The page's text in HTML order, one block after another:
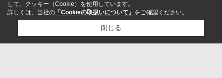
して、クッキー（Cookie）を使用しています。
詳しくは、当社の 「Cookieの取扱いについて」 をご確認ください。
閉じる